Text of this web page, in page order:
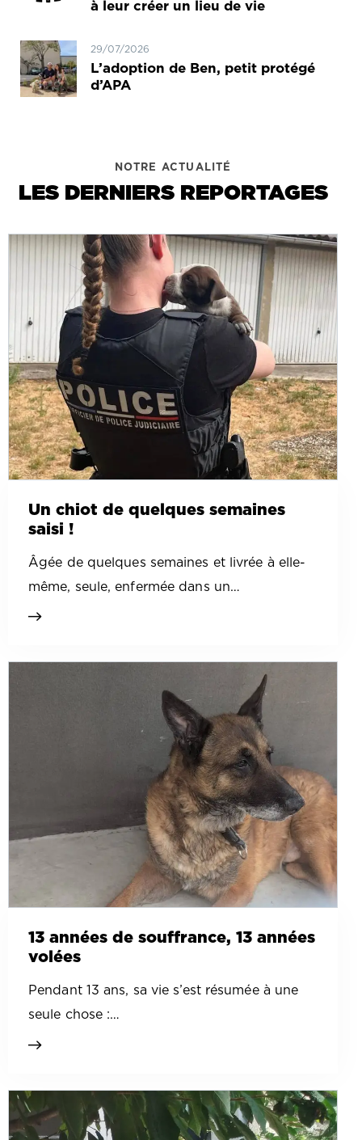
à leur créer un lieu de vie
29/07/2026
L’adoption de Ben, petit protégé
d’APA
NOTRE ACTUALITÉ
LES DERNIERS REPORTAGES
Un chiot de quelques semaines
saisi !
Âgée de quelques semaines et livrée à elle-
même, seule, enfermée dans un…
13 années de souffrance, 13 années
volées
Pendant 13 ans, sa vie s’est résumée à une
seule chose :…